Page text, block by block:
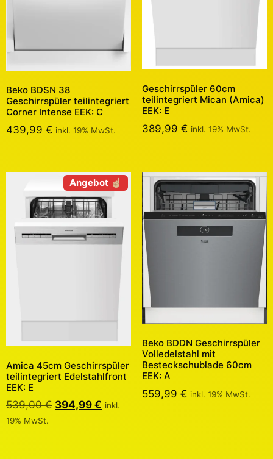
Beko BDSN 38
Geschirrspüler teilintegriert
Corner Intense EEK: C
439,99 € inkl. 19% MwSt.
Geschirrspüler 60cm
teilintegriert Mican (Amica)
EEK: E
389,99 € inkl. 19% MwSt.
Angebot ☝🏼
Amica 45cm Geschirrspüler
teilintegriert Edelstahlfront
EEK: E
539,00€ 394,99 € inkl.
19% MwSt.
Beko BDDN Geschirrspüler
Volledelstahl mit
Besteckschublade 60cm
EEK: A
559,99 € inkl. 19% MwSt.